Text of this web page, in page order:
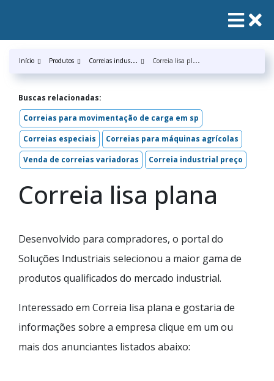
Início Produtos C
orreias industrias C
orreia lisa plana
Buscas relacionadas:
Correias para movimentação de carga em sp
Correias especiais
Correias para máquinas agrícolas
Venda de correias variadoras
Correia industrial preço
Correia lisa plana
Desenvolvido para compradores, o portal do
Soluções Industriais selecionou a maior gama de
produtos qualificados do mercado industrial.
Interessado em Correia lisa plana e gostaria de
informações sobre a empresa clique em um ou
mais dos anunciantes listados abaixo: